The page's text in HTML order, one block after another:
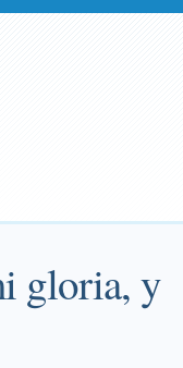
gloria, y